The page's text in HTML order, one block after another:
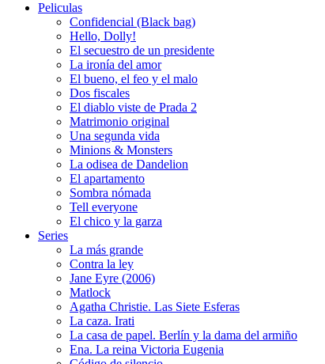
Peliculas
Confidencial (Black bag)
Hello, Dolly!
El secuestro de un presidente
La ironía del amor
El bueno, el feo y el malo
Dos fiscales
El diablo viste de Prada 2
Matrimonio original
Una segunda vida
Minions & Monsters
La odisea de Dandelion
El apartamento
Sombra nómada
Tell everyone
El chico y la garza
Series
La más grande
Contra la ley
Jane Eyre (2006)
Matlock
Agatha Christie. Las Siete Esferas
La caza. Irati
La casa de papel. Berlín y la dama del armiño
Ena. La reina Victoria Eugenia